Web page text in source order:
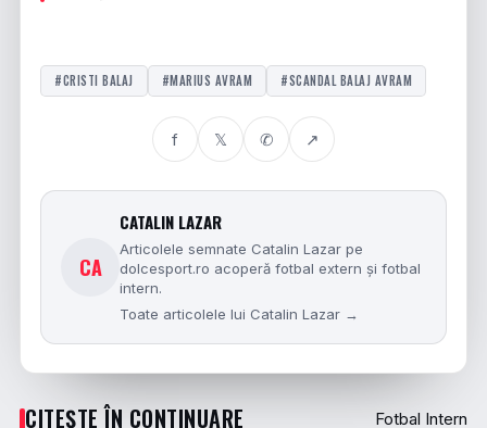
#CRISTI BALAJ #MARIUS AVRAM #SCANDAL BALAJ AVRAM
f 𝕏 ✆ ↗
CA
CATALIN LAZAR
Articolele semnate Catalin Lazar pe
dolcesport.ro acoperă fotbal extern și fotbal
intern.
Toate articolele lui Catalin Lazar →
CITEȘTE ÎN CONTINUARE Fotbal Intern